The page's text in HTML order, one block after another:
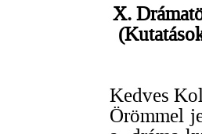
X.
Kedves
Örömmel